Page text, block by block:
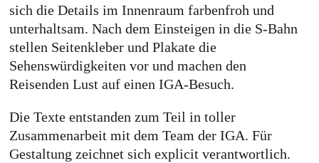
sich die Details im Innenraum farbenfroh und
unterhaltsam. Nach dem Einsteigen in die S-Bahn
stellen Seitenkleber und Plakate die
Sehenswürdigkeiten vor und machen den
Reisenden Lust auf einen IGA-Besuch.
Die Texte entstanden zum Teil in toller
Zusammenarbeit mit dem Team der IGA. Für
Gestaltung zeichnet sich explicit verantwortlich.